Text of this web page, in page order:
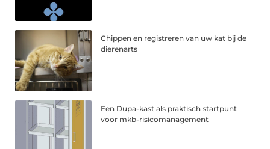
Chippen en registreren van uw kat bij de
dierenarts
Een Dupa-kast als praktisch startpunt
voor mkb-risicomanagement